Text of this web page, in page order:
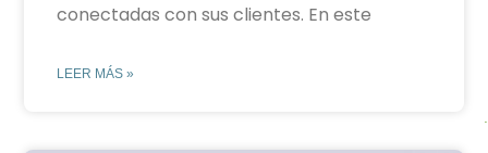
conectadas con sus clientes. En este
LEER MÁS »